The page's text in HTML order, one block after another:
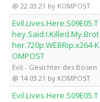
@ 22.03.21 by KOMPOST
Evil.Lives.Here.S09E05.T
hey.Said.I.Killed.My.Brot
her.720p.WEBRip.x264-K
OMPOST
Evil - Gesichter des Bösen
@ 14.03.21 by KOMPOST
Evil.Lives.Here.S09E05.T